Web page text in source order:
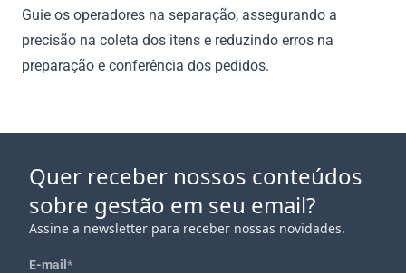
Guie os operadores na separação, assegurando a
precisão na coleta dos itens e reduzindo erros na
preparação e conferência dos pedidos.
Quer receber nossos conteúdos
sobre gestão em seu email?
Assine a newsletter para receber nossas novidades.
E-mail *